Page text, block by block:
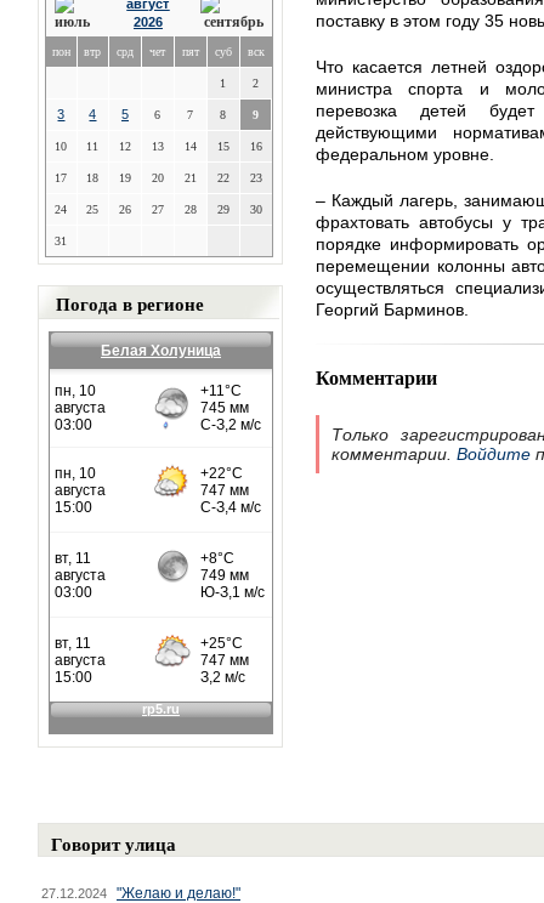
август
2026
пон втр срд чет пят суб вск
1 2
3 4 5 6 7 8 9
10 11 12 13 14 15 16
17 18 19 20 21 22 23
24 25 26 27 28 29 30
31
Погода в регионе
Белая Холуница
поставку в этом году 35
Что касается летней
министра спорта и
перевозка детей
действующими
федеральном уровне.
– Каждый лагерь,
фрахтовать автобусы у
порядке информировать
перемещении колонны
осуществляться
Георгий Барминов.
Комментарии
Только
комментарии. Войдите
Говорит улица
27.12.2024 "Желаю и делаю!"